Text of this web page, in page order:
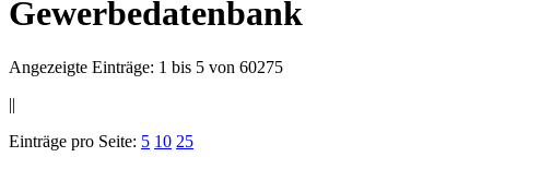
Gewerbedatenbank
Angezeigte Einträge: 1 bis 5 von 60275
||
Einträge pro Seite: 5 10 25